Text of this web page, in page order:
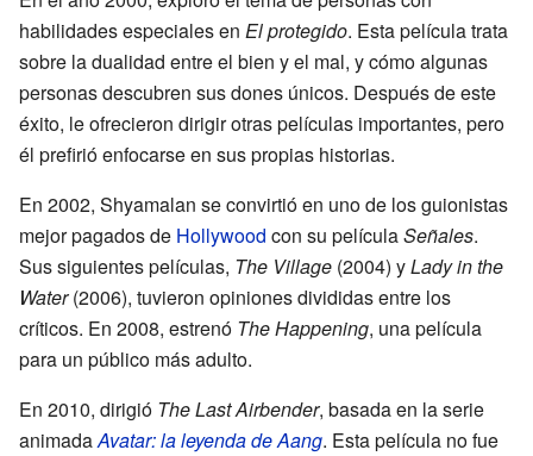
habilidades especiales en El protegido. Esta película trata
sobre la dualidad entre el bien y el mal, y cómo algunas
personas descubren sus dones únicos. Después de este
éxito, le ofrecieron dirigir otras películas importantes, pero
él prefirió enfocarse en sus propias historias.
En 2002, Shyamalan se convirtió en uno de los guionistas
mejor pagados de Hollywood con su películaSeñales.
Sus siguientes películas, The Village (2004) yLady in the
Water(2006), tuvieron opiniones divididas entre los
críticos. En 2008, estrenó The Happening, una película
para un público más adulto.
En 2010, dirigió The Last Airbender, basada en la serie
animadaAvatar: la leyenda de Aang. Esta película no fue